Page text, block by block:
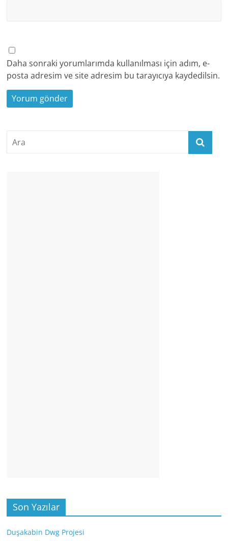
Daha sonraki yorumlarımda kullanılması için adım, e-
posta adresim ve site adresim bu tarayıcıya kaydedilsin.
Son Yazılar
Duşakabin Dwg Projesi